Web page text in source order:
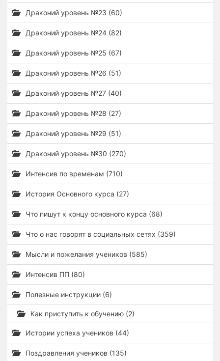
Драконий уровень №23 (60)
Драконий уровень №24 (82)
Драконий уровень №25 (67)
Драконий уровень №26 (51)
Драконий уровень №27 (40)
Драконий уровень №28 (27)
Драконий уровень №29 (51)
Драконий уровень №30 (270)
Интенсив по временам (710)
История Основного курса (27)
Что пишут к концу основного курса (68)
Что о нас говорят в социальных сетях (359)
Мысли и пожелания учеников (585)
Интенсив ПП (80)
Полезные инструкции (6)
Как приступить к обучению (2)
Истории успеха учеников (44)
Поздравления учеников (135)